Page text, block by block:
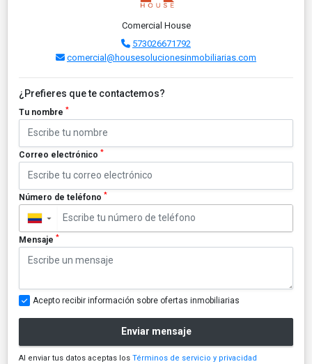
Comercial House
573026671792
comercial@housesolucionesinmobiliarias.com
¿Prefieres que te contactemos?
Tu nombre *
Correo electrónico *
Número de teléfono *
▼
Mensaje *
Acepto recibir información sobre ofertas inmobiliarias
Enviar mensaje
Al enviar tus datos aceptas los Términos de servicio y privacidad